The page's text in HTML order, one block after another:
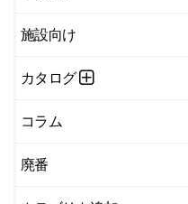
施設向け
カタログ
コラム
廃番